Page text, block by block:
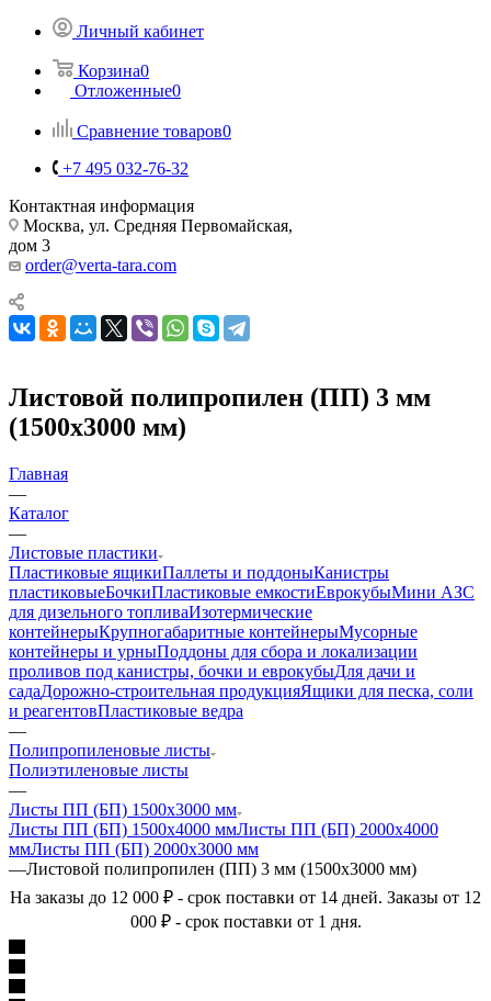
Личный кабинет
Корзина0
Отложенные0
Сравнение товаров0
+7 495 032-76-32
Контактная информация
Москва, ул. Средняя Первомайская,
дом 3
order@verta-tara.com
Листовой полипропилен (ПП) 3 мм
(1500х3000 мм)
Главная
—
Каталог
—
Листовые пластики
Пластиковые ящикиПаллеты и поддоныКанистры
пластиковыеБочкиПластиковые емкостиЕврокубыМини АЗС
для дизельного топливаИзотермические
контейнерыКрупногабаритные контейнерыМусорные
контейнеры и урныПоддоны для сбора и локализации
проливов под канистры, бочки и еврокубыДля дачи и
садаДорожно-строительная продукцияЯщики для песка, соли
и реагентовПластиковые ведра
—
Полипропиленовые листы
Полиэтиленовые листы
—
Листы ПП (БП) 1500х3000 мм
Листы ПП (БП) 1500х4000 ммЛисты ПП (БП) 2000х4000
ммЛисты ПП (БП) 2000х3000 мм
—Листовой полипропилен (ПП) 3 мм (1500х3000 мм)
На заказы до 12 000 ₽ - срок поставки от 14 дней. Заказы от 12
000 ₽ - срок поставки от 1 дня.